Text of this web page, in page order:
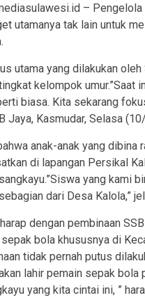
–
utamanya tak lain untuk
utama yang dilakukan
kelompok umur.”Saat
biasa. Kita sekarang
Jaya, Kasmudar, Selasa
anak-anak yang dibina
di lapangan Persikal
yang kami
dari Desa Kalola,”
dengan pembinaan
bola khususnya di
tidak pernah putus
lahir pemain sepak
yang kita cintai ini, ”